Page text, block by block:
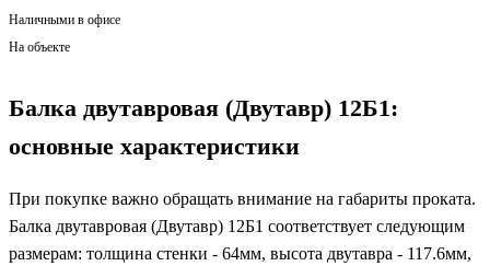
Наличными в офисе
На объекте
Балка двутавровая (Двутавр) 12Б1:
основные характеристики
При покупке важно обращать внимание на габариты проката.
Балка двутавровая (Двутавр) 12Б1 соответствует следующим
размерам: толщина стенки - 64мм, высота двутавра - 117.6мм,